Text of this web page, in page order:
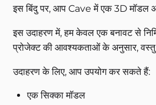
इस बिंदु पर, आप Cave में एक 3D
इस उदाहरण में, हम केवल एक बनावट से
प्रोजेक्ट की आवश्यकताओं के अनुसार,
उदाहरण के लिए, आप उपयोग कर सकते हैं:
एक सिक्का मॉडल